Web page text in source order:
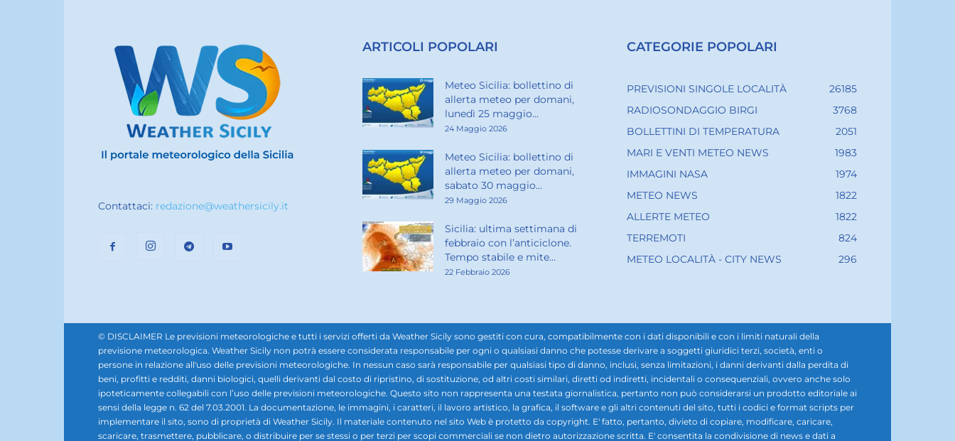
Contattaci: redazione@weathersicily.it
ARTICOLI POPOLARI
Meteo Sicilia: bollettino di
allerta meteo per domani,
lunedì 25 maggio...
24 Maggio 2026
Meteo Sicilia: bollettino di
allerta meteo per domani,
sabato 30 maggio...
29 Maggio 2026
Sicilia: ultima settimana di
febbraio con l’anticiclone.
Tempo stabile e mite...
22 Febbraio 2026
CATEGORIE POPOLARI
PREVISIONI SINGOLE LOCALITÀ
26185
RADIOSONDAGGIO BIRGI
3768
BOLLETTINI DI TEMPERATURA
2051
MARI E VENTI METEO NEWS
1983
IMMAGINI NASA
1974
METEO NEWS
1822
ALLERTE METEO
1822
TERREMOTI
824
METEO LOCALITÀ - CITY NEWS
296
© DISCLAIMER Le previsioni meteorologiche e tutti i servizi offerti da Weather Sicily sono gestiti con cura, compatibilmente con i dati disponibili e con i limiti naturali della
previsione meteorologica. Weather Sicily non potrà essere considerata responsabile per ogni o qualsiasi danno che potesse derivare a soggetti giuridici terzi, società, enti o
persone in relazione all'uso delle previsioni meteorologiche. In nessun caso sarà responsabile per qualsiasi tipo di danno, inclusi, senza limitazioni, i danni derivanti dalla perdita di
beni, profitti e redditi, danni biologici, quelli derivanti dal costo di ripristino, di sostituzione, od altri costi similari, diretti od indiretti, incidentali o consequenziali, ovvero anche solo
ipoteticamente collegabili con l’uso delle previsioni meteorologiche. Questo sito non rappresenta una testata giornalistica, pertanto non può considerarsi un prodotto editoriale ai
sensi della legge n. 62 del 7.03.2001. La documentazione, le immagini, i caratteri, il lavoro artistico, la grafica, il software e gli altri contenuti del sito, tutti i codici e format scripts per
implementare il sito, sono di proprietà di Weather Sicily. Il materiale contenuto nel sito Web è protetto da copyright. E' fatto, pertanto, divieto di copiare, modificare, caricare,
scaricare, trasmettere, pubblicare, o distribuire per se stessi o per terzi per scopi commerciali se non dietro autorizzazione scritta. E' consentita la condivisione di news e dati a